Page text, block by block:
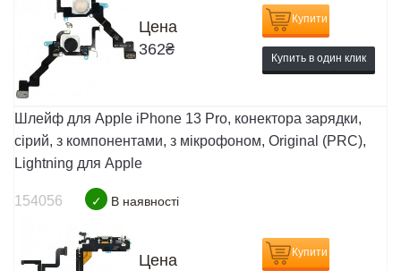
Цена
362₴
Купити
Купить в один клик
Шлейф для Apple iPhone 13 Pro, конектора зарядки,
сірий, з компонентами, з мікрофоном, Original (PRC),
Lightning для Apple
154056 ✓ В наявності
Цена
Купити